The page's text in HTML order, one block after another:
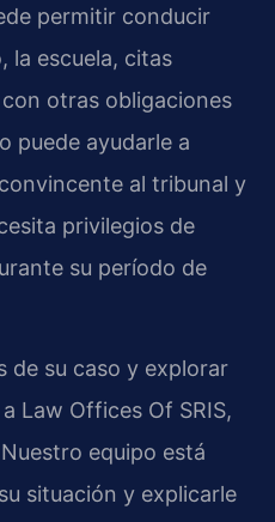
permitir conducir
la escuela, citas
otras obligaciones
puede ayudarle a
al tribunal y
privilegios de
su período de
de su caso y explorar
Law Offices Of SRIS,
equipo está
situación y explicarle